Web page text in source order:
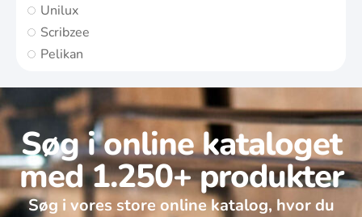
Unilux
Scribzee
Pelikan
Søg i online kataloget
med 1.250+ produkter
Søg i vores store online katalog, hvor du